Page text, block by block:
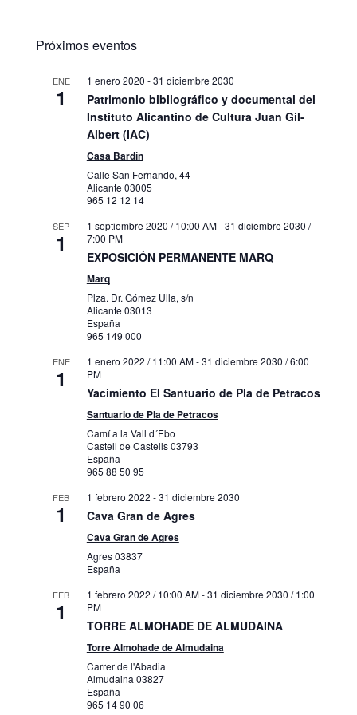
Próximos eventos
ENE
1
1 enero 2020 -31 diciembre 2030
Patrimonio bibliográfico y documental del
Instituto Alicantino de Cultura Juan Gil-
Albert (IAC)
Casa Bardín
Calle San Fernando, 44
Alicante 03005
965 12 12 14
SEP
1
1 septiembre 2020 / 10:00 AM-31 diciembre 2030 /
7:00 PM
EXPOSICIÓN PERMANENTE MARQ
Marq
Plza. Dr. Gómez Ulla, s/n
Alicante 03013
España
965 149 000
ENE
1
1 enero 2022 / 11:00 AM-31 diciembre 2030 / 6:00
PM
Yacimiento El Santuario de Pla de Petracos
Santuario de Pla de Petracos
Camí a la Vall d´Ebo
Castell de Castells03793
España
965 88 50 95
FEB
1
1 febrero 2022 -31 diciembre 2030
Cava Gran de Agres
Cava Gran de Agres
Agres03837
España
FEB
1
1 febrero 2022 / 10:00 AM-31 diciembre 2030 / 1:00
PM
TORRE ALMOHADE DE ALMUDAINA
Torre Almohade de Almudaina
Carrer de l'Abadia
Almudaina 03827
España
965 14 90 06